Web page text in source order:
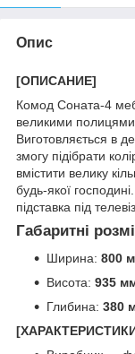
Опис
[ОПИСАНИЕ]
Комод Соната-4
великими
Виготовляється в
змогу підібрати
вмістити велику
будь-якої
підставка під
Габаритні
Ширина: 800
Висота: 935
Глибина: 380